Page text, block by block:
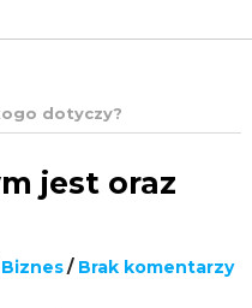
dotyczy?
jest oraz
Biznes/ Brak komentarzy